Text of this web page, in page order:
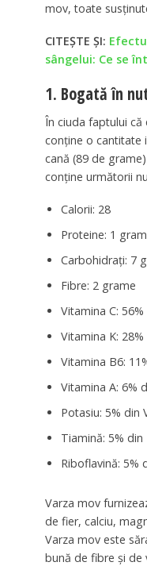
mov, toate
CITEȘTE ȘI:
sângelui: Ce se
1. Bogată în
În ciuda faptului că
conține o cantitate
cană (89 de
conține următorii
Calorii: 28
Proteine: 1 gram
Carbohidrați: 7
Fibre: 2 grame
Vitamina C:
Vitamina K:
Vitamina B6:
Vitamina A: 6%
Potasiu: 5% din
Tiamină: 5% din
Riboflavină: 5%
Varza mov
de fier, calciu,
Varza mov este
bună de fibre și de